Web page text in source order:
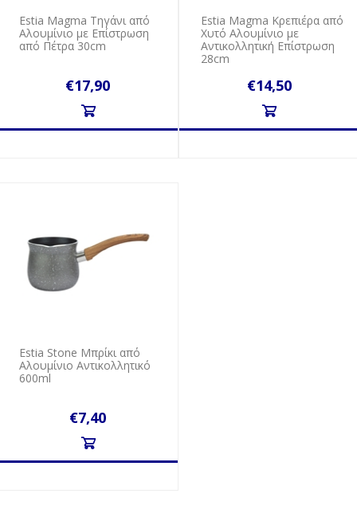
Estia Magma Τηγάνι από
Αλουμίνιο με Επίστρωση
από Πέτρα 30cm
€17,90
Estia Magma Κρεπιέρα από
Χυτό Αλουμίνιο με
Αντικολλητική Επίστρωση
28cm
€14,50
Estia Stone Μπρίκι από
Αλουμίνιο Αντικολλητικό
600ml
€7,40